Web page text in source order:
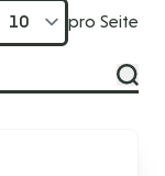
pro Seite